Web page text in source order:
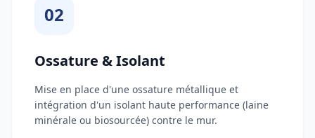
02
Ossature & Isolant
Mise en place d'une ossature métallique et
intégration d'un isolant haute performance (laine
minérale ou biosourcée) contre le mur.